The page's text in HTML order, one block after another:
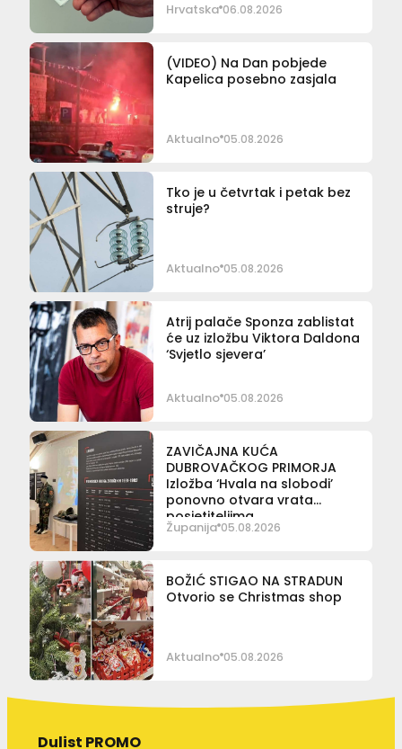
Hrvatska 06.08.2026
(VIDEO) Na Dan pobjede
Kapelica posebno zasjala
Aktualno 05.08.2026
Tko je u četvrtak i petak bez
struje?
Aktualno 05.08.2026
Atrij palače Sponza zablistat
će uz izložbu Viktora Daldona
‘Svjetlo sjevera’
Aktualno 05.08.2026
ZAVIČAJNA KUĆA
DUBROVAČKOG PRIMORJA
Izložba ‘Hvala na slobodi’
ponovno otvara vrata
posjetiteljima
Županija 05.08.2026
BOŽIĆ STIGAO NA STRADUN
Otvorio se Christmas shop
Aktualno 05.08.2026
Dulist PROMO